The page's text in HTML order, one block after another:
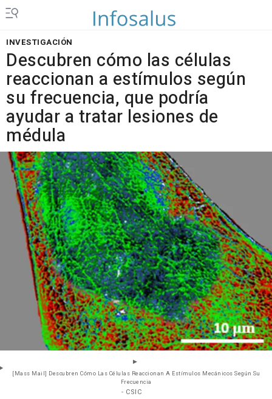
INVESTIGACIÓN
Descubren cómo las células
reaccionan a estímulos según
su frecuencia, que podría
ayudar a tratar lesiones de
médula
[Mass Mail] Descubren Cómo Las Células Reaccionan A Estímulos Mecánicos Según Su
Frecuencia
- CSIC